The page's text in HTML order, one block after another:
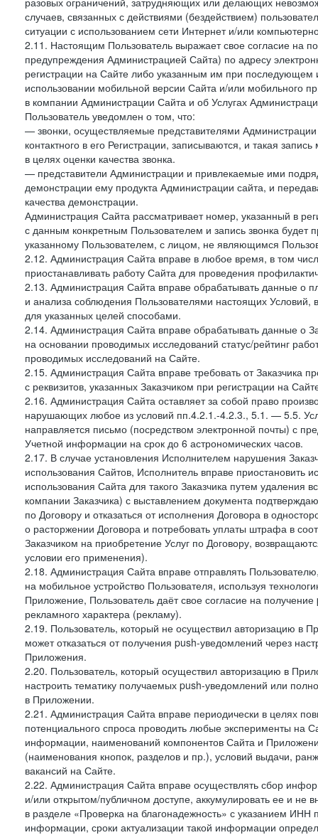
случаев, связанных с действиями (бездействием)
ситуации с использованием сети Интернет и/или
2.11. Настоящим Пользователь выражает свое согласие на
предупреждения Администрацией Сайта) по адресу
регистрации на Сайте либо указанным им при
использовании мобильной версии Сайта и/или мобильного
в компании Администрации Сайта и об Услугах
Пользователь уведомлен о том, что:
— звонки, осуществляемые представителями
контактного в его Регистрации, записываются, и такая
в целях оценки качества звонка.
— представители Администрации и привлекаемые ими
демонстрации ему продукта Администрации сайта, и
качества демонстрации.
Администрация Сайта рассматривает номер, указанный в
с данным конкретным Пользователем и запись звонка будет
указанному Пользователем, с лицом, не являющимся
2.12. Администрация Сайта вправе в любое время, в том
приостанавливать работу Сайта для проведения
2.13. Администрация Сайта вправе обрабатывать данные о
и анализа соблюдения Пользователями настоящих
для указанных целей способами.
2.14. Администрация Сайта вправе обрабатывать данные о
на основании проводимых исследований статус/рейтинг
проводимых исследований на Сайте.
2.15. Администрация Сайта вправе требовать от Заказчика
с реквизитов, указанных Заказчиком при регистрации на
2.16. Администрация Сайта оставляет за собой право
нарушающих любое из условий пп.4.2.1.-4.2.3., 5.1. — 5.5.
направляется письмо (посредством электронной почты) с
Учетной информации на срок до 6 астрономических часов.
2.17. В случае установления Исполнителем нарушения
использования Сайтов, Исполнитель вправе приостановить
использования Сайта для такого Заказчика путем
компании Заказчика) с выставлением документа
по Договору и отказаться от исполнения Договора в
о расторжении Договора и потребовать уплаты штрафа в
Заказчиком на приобретение Услуг по Договору,
условии его применения).
2.18. Администрация Сайта вправе отправлять
на мобильное устройство Пользователя, используя
Приложение, Пользователь даёт свое согласие на
рекламного характера (рекламу).
2.19. Пользователь, который не осуществил авторизацию в
может отказаться от получения push-уведомлений через
Приложения.
2.20. Пользователь, который осуществил авторизацию в
настроить тематику получаемых push-уведомлений или
в Приложении.
2.21. Администрация Сайта вправе периодически в целях
потенциального спроса проводить любые эксперименты на
информации, наименований компонентов Сайта и
(наименования кнопок, разделов и пр.), условий выдачи,
вакансий на Сайте.
2.22. Администрация Сайта вправе осуществлять сбор
и/или открытом/публичном доступе, аккумулировать ее и не
в разделе «Проверка на благонадежность» с указанием
информации, сроки актуализации такой информации